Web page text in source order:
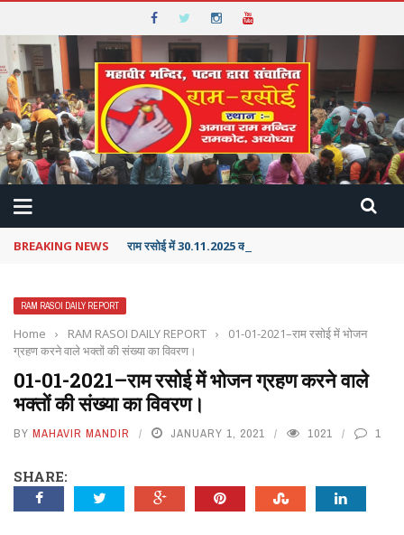
BREAKING NEWS राम रसोई में 30.11.2025 को 5530 भक्तों ने निःशुल्क भोजन ग्रहण
RAM RASOI DAILY REPORT
Home › RAM RASOI DAILY REPORT ›
01-01-2021–राम रसोई में भोजन
ग्रहण करने वाले भक्तों की संख्या का विवरण।
01-01-2021–राम रसोई में भोजन ग्रहण करने वाले
भक्तों की संख्या का विवरण।
BY MAHAVIR MANDIR JANUARY 1, 2021 1021 1
SHARE: